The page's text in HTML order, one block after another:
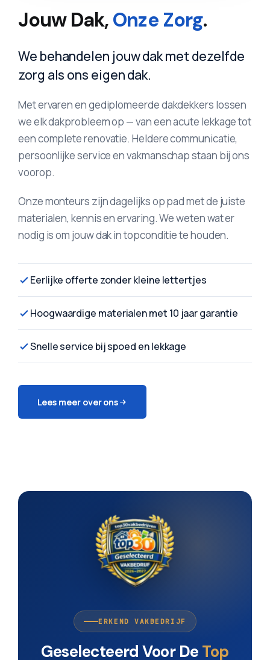
Jouw Dak,Onze Zorg.
We behandelen jouw dak met dezelfde
zorg als ons eigen dak.
Met ervaren en gediplomeerde dakdekkers lossen
we elk dakprobleem op — van een acute lekkage tot
een complete renovatie. Heldere communicatie,
persoonlijke service en vakmanschap staan bij ons
voorop.
Onze monteurs zijn dagelijks op pad met de juiste
materialen, kennis en ervaring. We weten wat er
nodig is om jouw dak in topconditie te houden.
Eerlijke offerte zonder kleine lettertjes
Hoogwaardige materialen met 10 jaar garantie
Snelle service bij spoed en lekkage
Lees meer over ons
ERKEND VAKBEDRIJF
Geselecteerd Voor De Top